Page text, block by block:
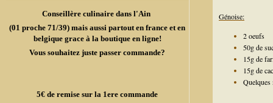
Conseillère culinaire dans l'Ain
(01 proche 71/39) mais aussi partout en france et en
belgique grace à la boutique en ligne!
Vous souhaitez juste passer commande?
5€ de remise sur la 1ere commande
Génoise:
2 oeufs
50g de
15g de
15g de
Quelques